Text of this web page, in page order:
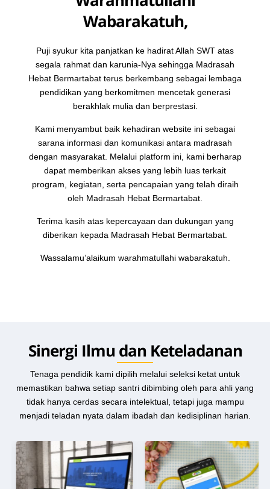
Wabarakatuh,
Puji syukur kita panjatkan ke hadirat Allah SWT atas
segala rahmat dan karunia-Nya sehingga Madrasah
Hebat Bermartabat terus berkembang sebagai lembaga
pendidikan yang berkomitmen mencetak generasi
berakhlak mulia dan berprestasi.
Kami menyambut baik kehadiran website ini sebagai
sarana informasi dan komunikasi antara madrasah
dengan masyarakat. Melalui platform ini, kami berharap
dapat memberikan akses yang lebih luas terkait
program, kegiatan, serta pencapaian yang telah diraih
oleh Madrasah Hebat Bermartabat.
Terima kasih atas kepercayaan dan dukungan yang
diberikan kepada Madrasah Hebat Bermartabat.
Wassalamu’alaikum warahmatullahi wabarakatuh.
Sinergi Ilmu dan Keteladanan
Tenaga pendidik kami dipilih melalui seleksi ketat untuk
memastikan bahwa setiap santri dibimbing oleh para ahli yang
tidak hanya cerdas secara intelektual, tetapi juga mampu
menjadi teladan nyata dalam ibadah dan kedisiplinan harian.